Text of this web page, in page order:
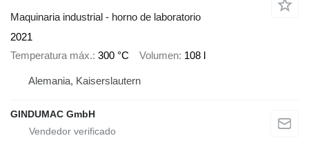
Maquinaria industrial - horno de laboratorio
2021
Temperatura máx. 300 °C Volumen 108 l
Alemania, Kaiserslautern
GINDUMAC GmbH